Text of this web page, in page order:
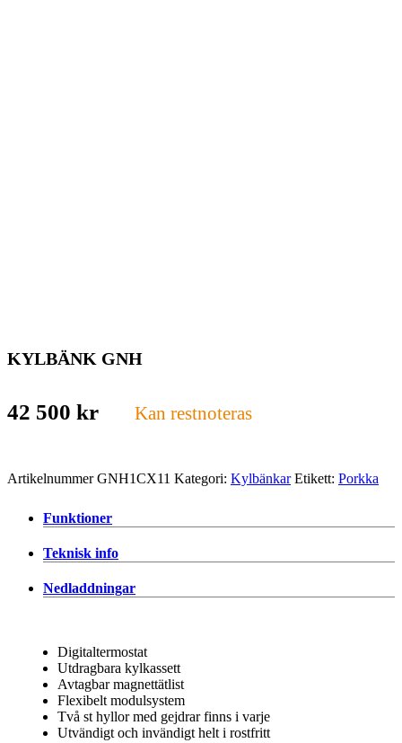
KYLBÄNK GNH
42 500 kr Kan restnoteras
ArtikelnummerGNH1CX11 Kategori: Kylbänkar Etikett: Porkka
Funktioner
Teknisk info
Nedladdningar
Digitaltermostat
Utdragbara kylkassett
Avtagbar magnettätlist
Flexibelt modulsystem
Två st hyllor med gejdrar finns i varje
Utvändigt och invändigt helt i rostfritt